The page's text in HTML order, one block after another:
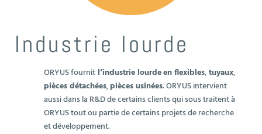
Industrie lourde
ORYUS fournitl’industrie lourdeen flexibles,tuyaux,
pièces détachées,pièces usinées. ORYUS intervient
aussi dans la R&D de certains clients qui sous traitent à
ORYUS tout ou partie de certains projets de recherche
et développement.